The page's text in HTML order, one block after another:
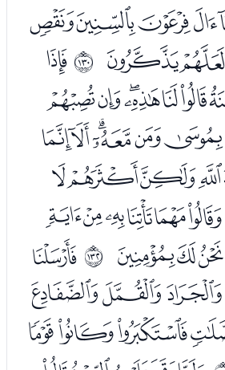
ﲁﭑ
ﭪﭫﭬﭭﭮﭯ
ﲃﭷ